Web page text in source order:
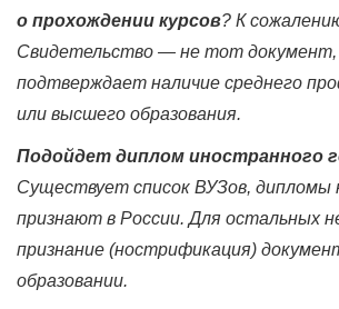
о прохождении курсов? К
Свидетельство — не тот
подтверждает наличие среднего
или высшего образования.
Подойдет диплом иностранного
Существует список ВУЗов, дипломы
признают в России. Для остальных
признание (нострификация)
образовании.